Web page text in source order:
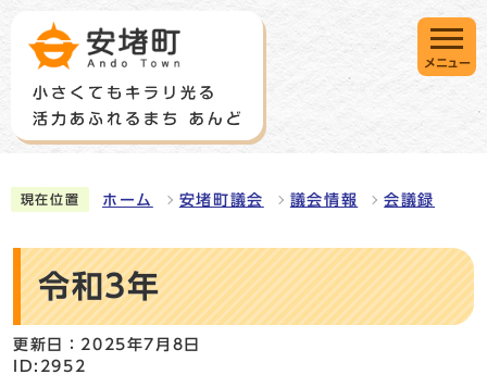
メニュー
現在位置 ホーム 安堵町議会 議会情報 会議録
令和3年
更新日：2025年7月8日
ID:2952